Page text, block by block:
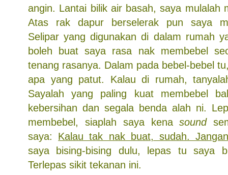
angin. Lantai bilik air basah, saya mulalah
Atas rak dapur berselerak pun saya
Selipar yang digunakan di dalam rumah
boleh buat saya rasa nak membebel
tenang rasanya. Dalam pada bebel-bebel
apa yang patut. Kalau di rumah,
Sayalah yang paling kuat membebel
kebersihan dan segala benda alah ni.
membebel, siaplah saya kenasound
saya: Kalau tak nak buat, sudah.
saya bising-bising dulu, lepas tu saya
Terlepas sikit tekanan ini.